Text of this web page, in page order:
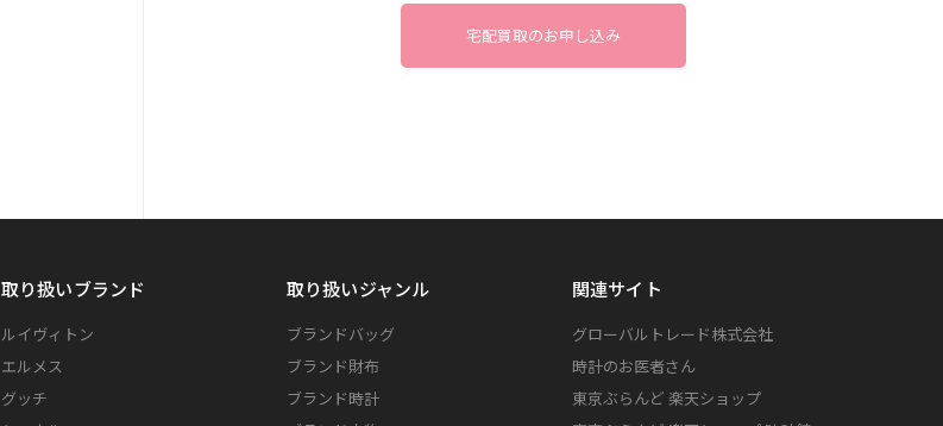
宅配買取のお申し込み
取り扱いブランド
ルイヴィトン
エルメス
グッチ
取り扱いジャンル
ブランドバッグ
ブランド財布
ブランド時計
関連サイト
グローバルトレード株式会社
時計のお医者さん
東京ぶらんど 楽天ショップ